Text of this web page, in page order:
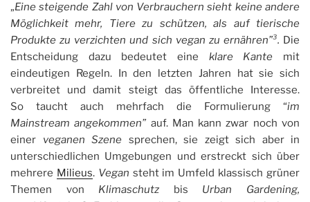
„Eine steigende Zahl von Verbrauchern sieht keine andere
Möglichkeit mehr, Tiere zu schützen, als auf tierische
Produkte zu verzichten und sich vegan zu ernähren”³. Die
Entscheidung dazu bedeutet eine klare Kante mit
eindeutigen Regeln. In den letzten Jahren hat sie sich
verbreitet und damit steigt das öffentliche Interesse.
So taucht auch mehrfach die Formulierung “im
Mainstream angekommen” auf. Man kann zwar noch von
einer veganen Szene sprechen, sie zeigt sich aber in
unterschiedlichen Umgebungen und erstreckt sich über
mehrere Milieus. Vegan steht im Umfeld klassisch grüner
Themen von Klimaschutz bis Urban Gardening,